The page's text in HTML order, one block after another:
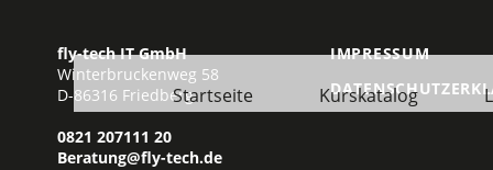
springen
Startseite Kurskatalog
fly-tech IT GmbH
Winterbruckenweg 58
D-86316 Friedberg
0821 207111 20
Beratung@fly-tech.de
IMPRESSUM